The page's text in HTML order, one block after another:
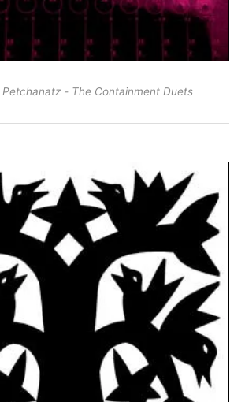
Petchanatz - The Containment Duets